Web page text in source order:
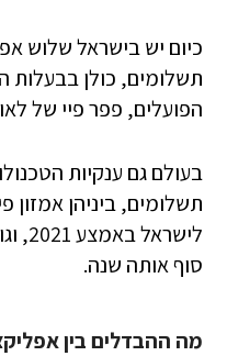
כיום יש בישראל שלוש
תשלומים, כולן בבעלות
הפועלים, פפר פיי של
בעולם גם ענקיות
תשלומים, ביניהן אמזון
סוף אותה שנה.
מה ההבדלים בין